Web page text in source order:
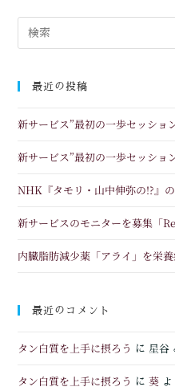
最近の投稿
新サービス”最初の一歩セッショ
新サービス”最初の一歩セッショ
NHK『タモリ・山中伸弥の!?』
新サービスのモニターを募集「
内臓脂肪減少薬「アライ」を栄
最近のコメント
タン白質を上手に摂ろう に 星谷
タン白質を上手に摂ろう に葵 よ